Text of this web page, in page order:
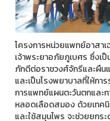
โครงการหน่วยแพทย์อาสาเ
เจ้าพระยาอภัยภูเบศร ซึ่งเ
ภักดีต่อราชวงศ์จักรีและผืน
และเป็นโรงพยาบาลที่ให้ก
การแพทย์แผนตะวันตกและ
หลอดเลือดสมอง ด้วยเทค
และใช้สมุนไพร จะช่วยยกร